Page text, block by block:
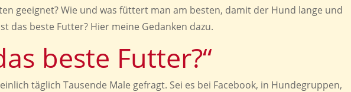
geeignet? Wie und was füttert man am besten, damit der Hund lange und
das beste Futter? Hier meine Gedanken dazu.
beste Futter?“
täglich Tausende Male gefragt. Sei es bei Facebook, in Hundegruppen,